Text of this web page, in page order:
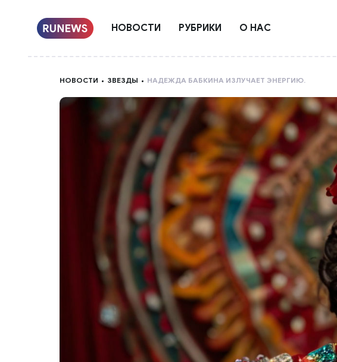
НОВОСТИ РУБРИКИ О НАС
НОВОСТИ ЗВЕЗДЫ НАДЕЖДА БАБКИНА ИЗЛУЧАЕТ ЭНЕРГИЮ.